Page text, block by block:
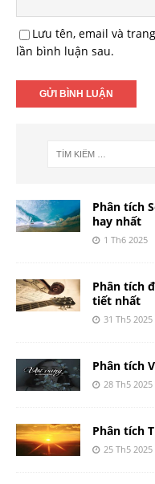
Lưu tên, email và
lần bình luận sau.
Phân tích
hay nhất
1 Th6 2025
Phân tích
tiết nhất
31 Th5 2025
Phân tích
28 Th5 2025
Phân tích
25 Th5 2025